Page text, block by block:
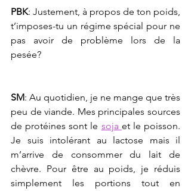
PBK: Justement, à propos de ton poids,
t’imposes-tu un régime spécial pour ne
pas avoir de problème lors de la
pesée?
SM: Au quotidien, je ne mange que très
peu de viande. Mes principales sources
de protéines sont le soja et le poisson.
Je suis intolérant au lactose mais il
m’arrive de consommer du lait de
chèvre. Pour être au poids, je réduis
simplement les portions tout en